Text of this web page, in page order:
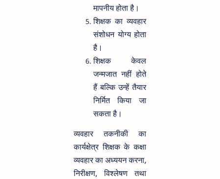
मापनीय होता है।
शिक्षक का व्यवहार
संशोधन योग्य होता
है।
शिक्षक केवल
जन्मजात नहीं होते
हैं बल्कि उन्हें तैयार
निर्मित किया जा
सकता है।
व्यवहार तकनीकी का
कार्यक्षेत्र शिक्षक के कक्षा
व्यवहार का अध्ययन करना,
निरीक्षण, विश्लेषण तथा